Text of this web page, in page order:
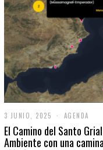
3 JUNIO, 2025
J
U
N
AGENDA
El Camino del Santo
Ambiente con una